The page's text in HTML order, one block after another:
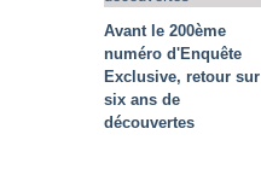
Avant le 200ème
numéro d'Enquête
Exclusive, retour sur
six ans de
découvertes